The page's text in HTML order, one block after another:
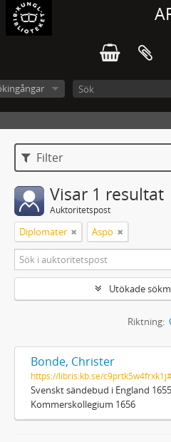
Filter
Visar 1 resultat
Auktoritetspost
Diplomater Aspö
Utökade
Riktning:
Bonde, Christer
https://libris.kb.se/
Svenskt sändebud i England
Kommerskollegium 1656